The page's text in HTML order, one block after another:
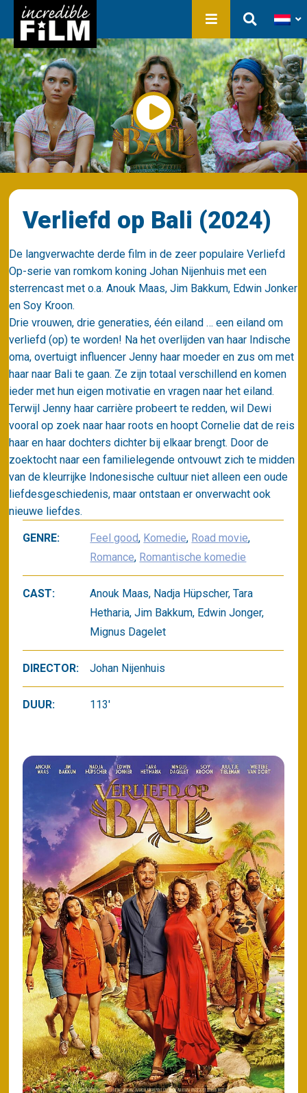
Film Production
In ontwikkeling
Producties
Bibliotheek
Over ons
Contact
Verliefd op Bali (2024)
De langverwachte derde film in de zeer populaire Verliefd
Op-serie van romkom koning Johan Nijenhuis met een
sterrencast met o.a. Anouk Maas, Jim Bakkum, Edwin Jonker
en Soy Kroon.
Drie vrouwen, drie generaties, één eiland … een eiland om
verliefd (op) te worden! Na het overlijden van haar Indische
oma, overtuigt influencer Jenny haar moeder en zus om met
haar naar Bali te gaan. Ze zijn totaal verschillend en komen
ieder met hun eigen motivatie en vragen naar het eiland.
Terwijl Jenny haar carrière probeert te redden, wil Dewi
vooral op zoek naar haar roots en hoopt Cornelie dat de reis
haar en haar dochters dichter bij elkaar brengt. Door de
zoektocht naar een familielegende ontvouwt zich te midden
van de kleurrijke Indonesische cultuur niet alleen een oude
liefdesgeschiedenis, maar ontstaan er onverwacht ook
nieuwe liefdes.
GENRE: Feel good, Komedie, Road movie,
Romance, Romantische komedie
CAST:
Anouk Maas, Nadja Hüpscher, Tara
Hetharia, Jim Bakkum, Edwin Jonger,
Mignus Dagelet
DIRECTOR: Johan Nijenhuis
DUUR: 113'